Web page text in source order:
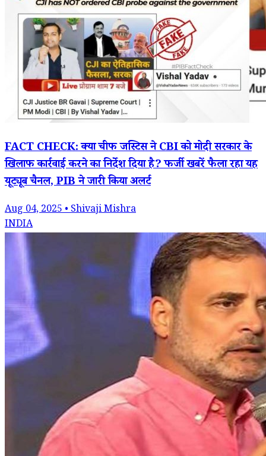
FACT CHECK: क्या चीफ जस्टिस ने CBI को मोदी सरकार के
खिलाफ कार्रवाई करने का निर्देश दिया है? फर्जी खबरें फैला रहा यह
यूट्यूब चैनल, PIB ने जारी किया अलर्ट
Aug 04, 2025 • Shivaji Mishra
INDIA